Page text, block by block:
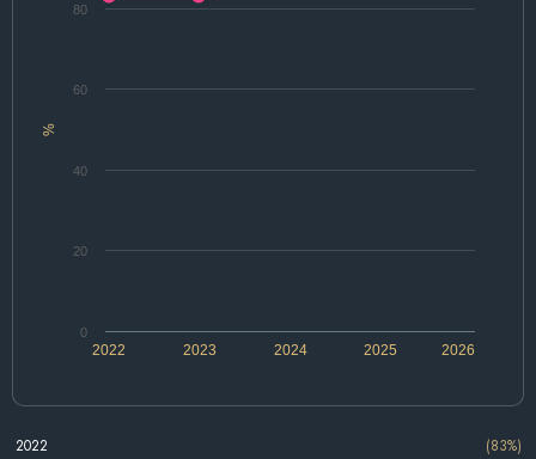
%
2022 2024 2026
2023 2025
0
20
40
60
80
2022
(83%)